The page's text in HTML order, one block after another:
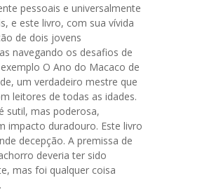
pessoais e universalmente
e este livro, com sua vívida
de dois jovens
navegando os desafios de
O Ano do Macaco de
um verdadeiro mestre que
leitores de todas as idades.
sutil, mas poderosa,
impacto duradouro. Este livro
decepção. A premissa de
deveria ter sido
mas foi qualquer coisa